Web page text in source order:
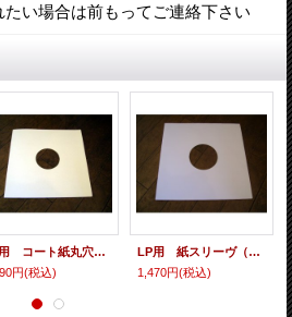
い場合は前もってご連絡下さい
LP用 コート紙丸穴ジャケ 10枚セット
円(税込)
LP用 紙スリーヴ（レギュラー 四角の角） 10枚セット
1,470円(税込)